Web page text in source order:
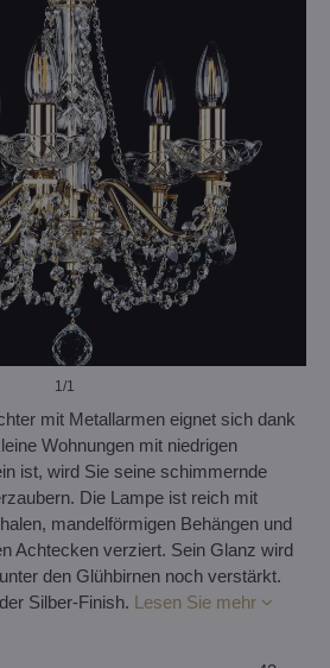
1/1
mit Metallarmen eignet sich dank
Wohnungen mit niedrigen
ist, wird Sie seine schimmernde
Die Lampe ist reich mit
mandelförmigen Behängen und
Achtecken verziert. Sein Glanz wird
den Glühbirnen noch verstärkt.
Silber-Finish. Lesen Sie mehr